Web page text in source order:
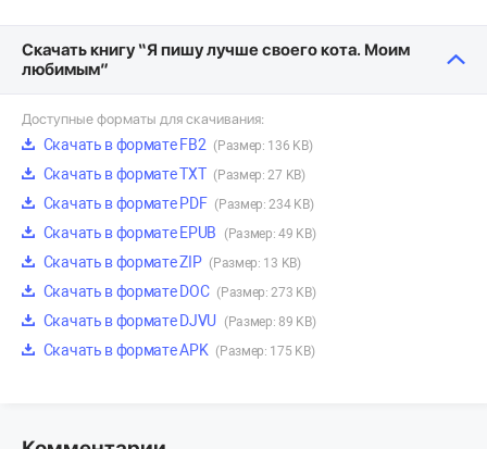
Скачать книгу “Я пишу лучше своего кота. Моим
любимым”
Доступные форматы для скачивания:
Скачать в формате FB2 (Размер: 136 KB)
Скачать в формате TXT (Размер: 27 KB)
Скачать в формате PDF (Размер: 234 KB)
Скачать в формате EPUB (Размер: 49 KB)
Скачать в формате ZIP (Размер: 13 KB)
Скачать в формате DOC (Размер: 273 KB)
Скачать в формате DJVU (Размер: 89 KB)
Скачать в формате APK (Размер: 175 KB)